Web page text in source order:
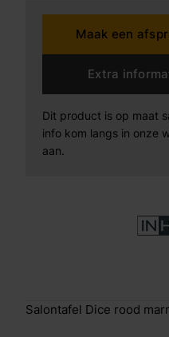
Maak een
Extra
Dit product is op maat
info kom langs in onze
aan.
Salontafel Dice rood